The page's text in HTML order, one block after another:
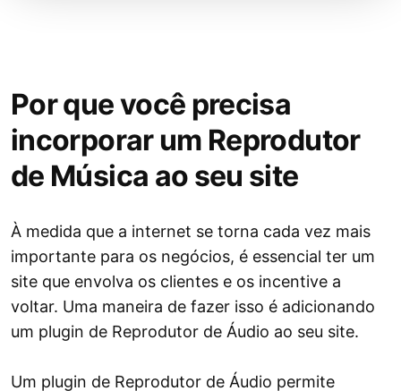
Por que você precisa
incorporar um Reprodutor
de Música ao seu site
À medida que a internet se torna cada vez mais
importante para os negócios, é essencial ter um
site que envolva os clientes e os incentive a
voltar. Uma maneira de fazer isso é adicionando
um plugin de Reprodutor de Áudio ao seu site.
Um plugin de Reprodutor de Áudio permite